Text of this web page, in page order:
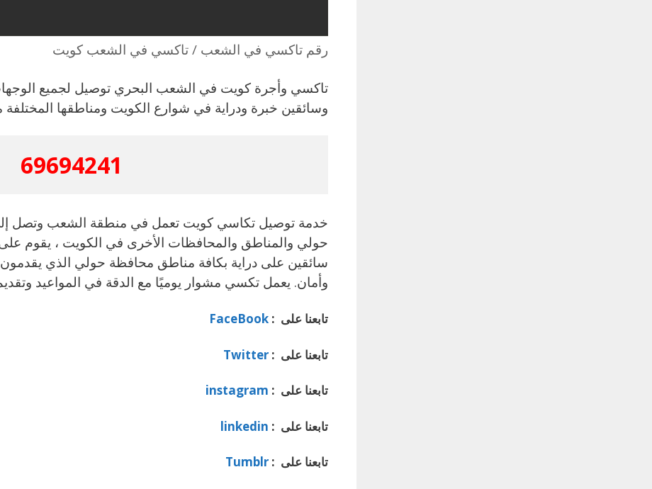
رقم تاكسي في الشعب / تاكسي في الشعب كويت
تاكسي وأجرة كويت في الشعب البحري توصيل لجميع
وسائقين خبرة ودراية في شوارع الكويت ومناطقها المختلفة
69694241
خدمة توصيل تكاسي كويت تعمل في منطقة الشعب وتصل
حولي والمناطق والمحافظات الأخرى في الكويت ، يقوم
سائقين على دراية بكافة مناطق محافظة حولي الذي
وأمان. يعمل تكسي مشوار يوميًا مع الدقة في المواعيد
تابعنا على : FaceBook
تابعنا على : Twitter
تابعنا على : instagram
تابعنا على : linkedin
تابعنا على : Tumblr